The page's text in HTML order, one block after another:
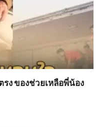
รง ของช่วยเหลือพี่น้อง